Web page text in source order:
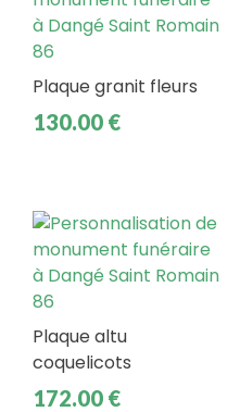
Plaque granit fleurs
130.00 €
Plaque altu
coquelicots
172.00 €